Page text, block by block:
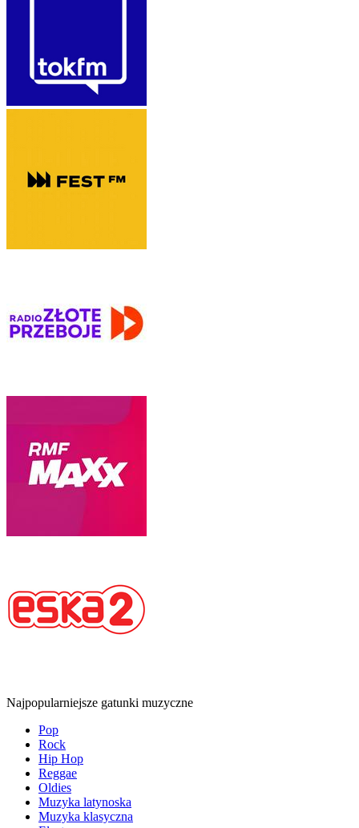
Najpopularniejsze gatunki muzyczne
Pop
Rock
Hip Hop
Reggae
Oldies
Muzyka latynoska
Muzyka klasyczna